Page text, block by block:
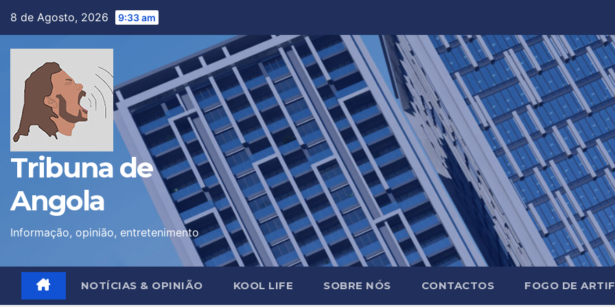
8 de Agosto, 2026 9:33 am
Tribuna de
Angola
Informação, opinião, entretenimento
NOTÍCIAS & OPINIÃO KOOL LIFE SOBRE NÓS CONTACTOS FOGO DE